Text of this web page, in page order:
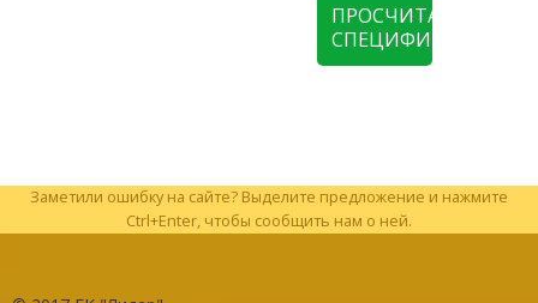
ПРОСЧИТАТЬ
СПЕЦИФИКАЦИЮ
Заметили ошибку на сайте? Выделите предложение и нажмите
Ctrl+Enter, чтобы сообщить нам о ней.